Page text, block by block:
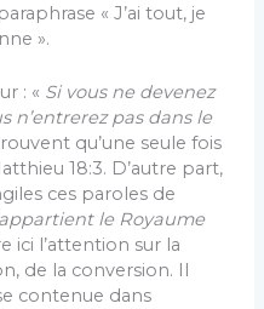
« J’ai tout, je
».
: « Si vous ne devenez
n’entrerez pas dans le
qu’une seule fois
18:3. D’autre part,
ces paroles de
le Royaume
ici l’attention sur la
de la conversion. Il
contenue dans